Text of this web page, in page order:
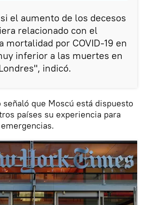
el aumento de los decesos
relacionado con el
mortalidad por COVID-19 en
inferior a las muertes en
indicó.
que Moscú está dispuesto
países su experiencia para